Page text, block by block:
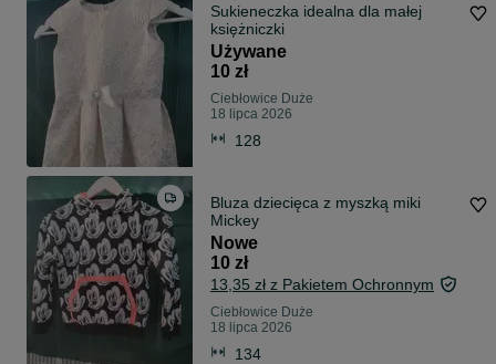
Sukieneczka idealna dla małej
księżniczki
Używane
10 zł
Ciebłowice Duże
18 lipca 2026
128
Bluza dziecięca z myszką miki
Mickey
Nowe
10 zł
13,35 zł z Pakietem Ochronnym
Ciebłowice Duże
18 lipca 2026
134